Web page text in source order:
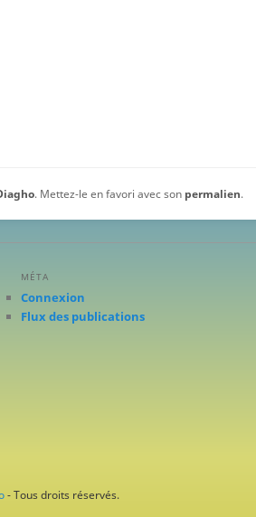
. Mettez-le en favori avec son permalien.
MÉTA
Connexion
Flux des publications
- Tous droits réservés.